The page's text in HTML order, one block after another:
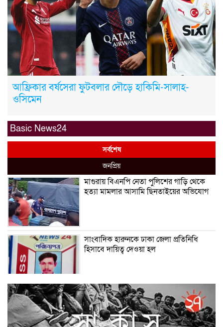
আফ্রিকার বর্ষসেরা ফুটবলার দৌড়ে হাকিমি-সালাহ-
ওসিমেন
Basic News24
সর্বশেষ
জনপ্রিয়
মাগুরায় বিএনপি নেতা পুলিশের গাড়ি থেকে
হত্যা মামলার আসামি ছিনতাইয়ের অভিযোগ
সাংবাদিক হারুনকে ঢাকা জেলা প্রতিনিধি
হিসাবে দায়িত্ব দেওয়া হল
বিশ্ব বাঘ দিবস উপলক্ষে বুড়িগোয়ালিনীতে
লির্ডাসের আয়োজনে আলোচনা সভা অনুষ্ঠিত